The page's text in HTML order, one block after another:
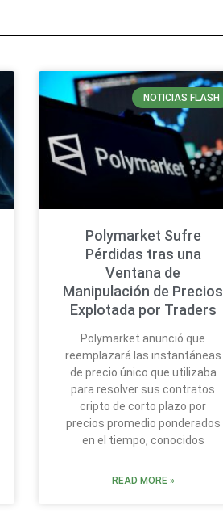
NOTICIAS FLASH
Polymarket Sufre
Pérdidas tras una
Ventana de
Manipulación de Precios
Explotada por Traders
Polymarket anunció que
reemplazará las instantáneas
de precio único que utilizaba
para resolver sus contratos
cripto de corto plazo por
precios promedio ponderados
en el tiempo, conocidos
READ MORE »